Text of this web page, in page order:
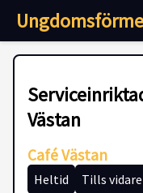
Västan
Café Västan
Heltid Tills vidare